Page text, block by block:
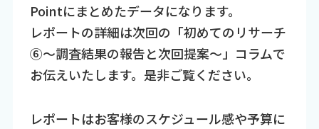
Pointにまとめたデータになります。
レポートの詳細は次回の「初めてのリサーチ
⑥～調査結果の報告と次回提案～」コラムで
お伝えいたします。是非ご覧ください。
レポートはお客様のスケジュール感や予算に